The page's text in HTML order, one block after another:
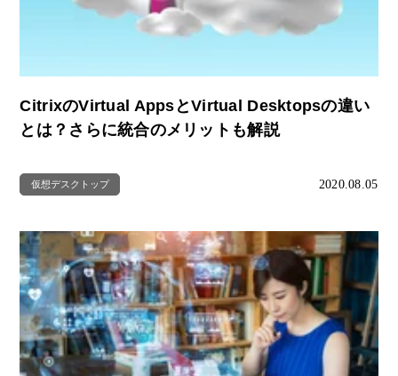
CitrixのVirtual AppsとVirtual Desktopsの違い
とは？さらに統合のメリットも解説
仮想デスクトップ 2020.08.05